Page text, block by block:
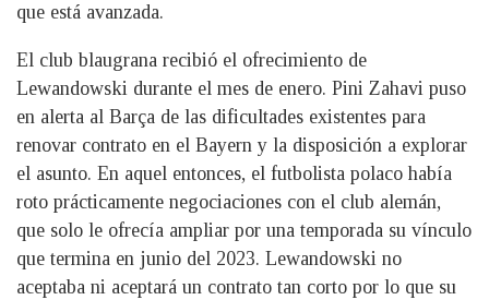
que está avanzada.
El club blaugrana recibió el ofrecimiento de
Lewandowski durante el mes de enero. Pini Zahavi puso
en alerta al Barça de las dificultades existentes para
renovar contrato en el Bayern y la disposición a explorar
el asunto. En aquel entonces, el futbolista polaco había
roto prácticamente negociaciones con el club alemán,
que solo le ofrecía ampliar por una temporada su vínculo
que termina en junio del 2023. Lewandowski no
aceptaba ni aceptará un contrato tan corto por lo que su